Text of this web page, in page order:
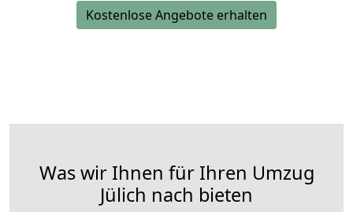
Kostenlose Angebote erhalten
Was wir Ihnen für Ihren Umzug
Jülich nach bieten